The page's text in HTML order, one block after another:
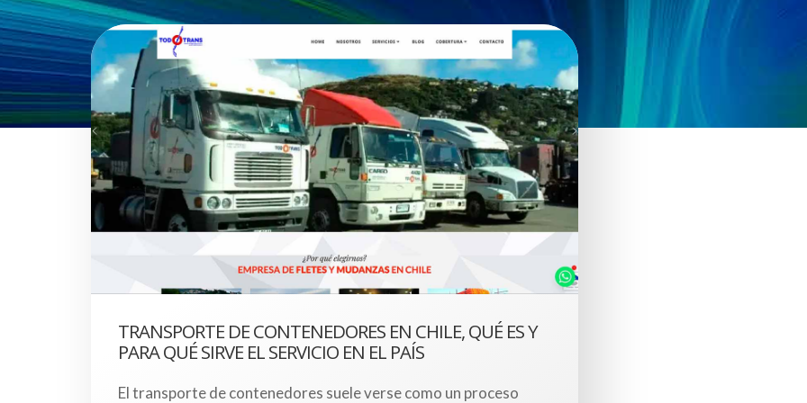
TRANSPORTE DE CONTENEDORES EN CHILE, QUÉ ES Y
PARA QUÉ SIRVE EL SERVICIO EN EL PAÍS
El transporte de contenedores suele verse como un proceso